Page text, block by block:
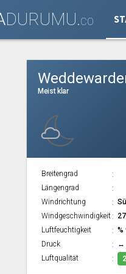
DURUMU.CO
Meist klar
Breitengrad
Längengrad
Windrichtung
Windgeschwindigkeit
Luftfeuchtigkeit
%
Druck
↔
Luftqualität